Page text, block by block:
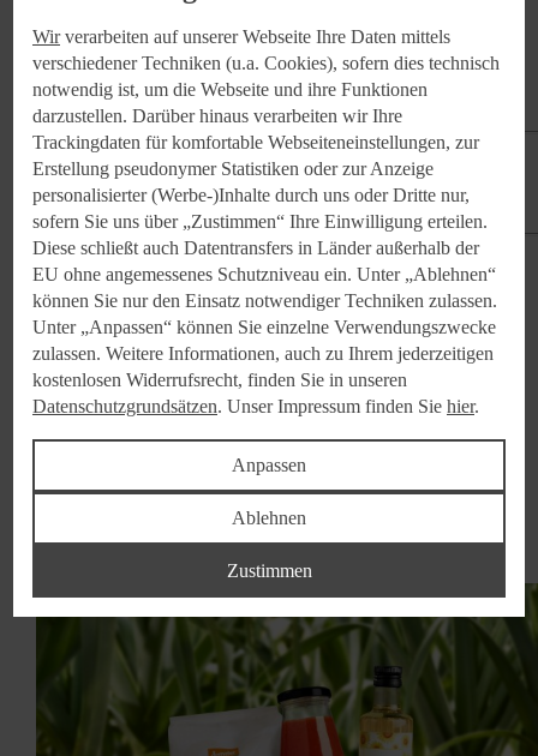
Kategorien:
Sortiment
Teilen:
Bilder (1)
Wirverarbeiten auf unserer Webseite Ihre Daten mittels
verschiedener Techniken (u.a. Cookies), sofern dies technisch
notwendig ist, um die Webseite und ihre Funktionen
darzustellen. Darüber hinaus verarbeiten wir Ihre
Trackingdaten für komfortable Webseiteneinstellungen, zur
Erstellung pseudonymer Statistiken oder zur Anzeige
personalisierter (Werbe-)Inhalte durch uns oder Dritte nur,
sofern Sie uns über „Zustimmen“ Ihre Einwilligung erteilen.
Diese schließt auch Datentransfers in Länder außerhalb der
EU ohne angemessenes Schutzniveau ein. Unter „Ablehnen“
können Sie nur den Einsatz notwendiger Techniken zulassen.
Unter „Anpassen“ können Sie einzelne Verwendungszwecke
zulassen. Weitere Informationen, auch zu Ihrem jederzeitigen
kostenlosen Widerrufsrecht, finden Sie in unseren
Datenschutzgrundsätzen. Unser Impressum finden Sie hier.
Anpassen
Ablehnen
Zustimmen